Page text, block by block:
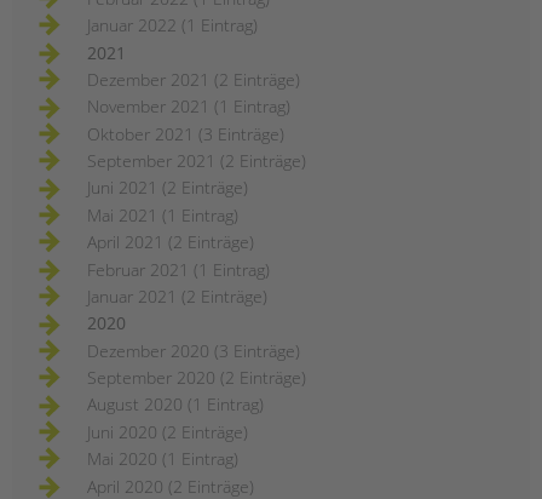
Januar 2022 (1 Eintrag)
2021
Dezember 2021 (2 Einträge)
November 2021 (1 Eintrag)
Oktober 2021 (3 Einträge)
September 2021 (2 Einträge)
Juni 2021 (2 Einträge)
Mai 2021 (1 Eintrag)
April 2021 (2 Einträge)
Februar 2021 (1 Eintrag)
Januar 2021 (2 Einträge)
2020
Dezember 2020 (3 Einträge)
September 2020 (2 Einträge)
August 2020 (1 Eintrag)
Juni 2020 (2 Einträge)
Mai 2020 (1 Eintrag)
April 2020 (2 Einträge)